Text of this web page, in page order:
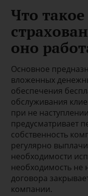
Что
оно
Основное
вложенных
обеспечения
обслуживания
при не
предусматривает
собственность
регулярно
необходимости
необходимость не
договора
компании.